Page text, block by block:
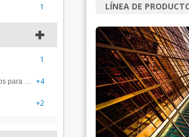
1
1
Compuestos acuosos y aditivos para CMP +4
+2
LÍNEA DE